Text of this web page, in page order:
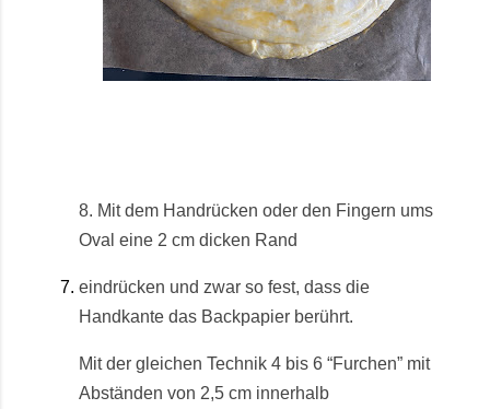
8. Mit dem Handrücken oder den Fingern ums
Oval eine 2 cm dicken Rand
eindrücken und zwar so fest, dass die
Handkante das Backpapier berührt.
Mit der gleichen Technik 4 bis 6 “Furchen” mit
Abständen von 2,5 cm innerhalb